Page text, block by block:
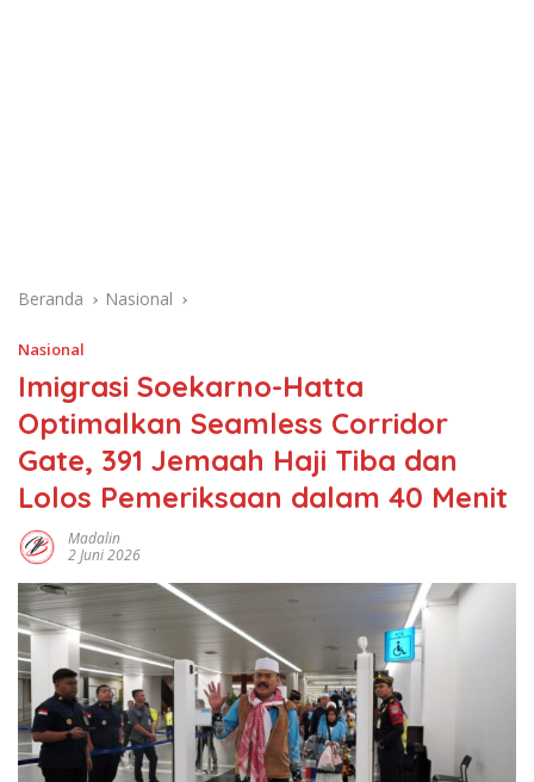
Beranda Nasional
Nasional
Imigrasi Soekarno-Hatta
Optimalkan Seamless Corridor
Gate, 391 Jemaah Haji Tiba dan
Lolos Pemeriksaan dalam 40 Menit
Madalin
2 Juni 2026